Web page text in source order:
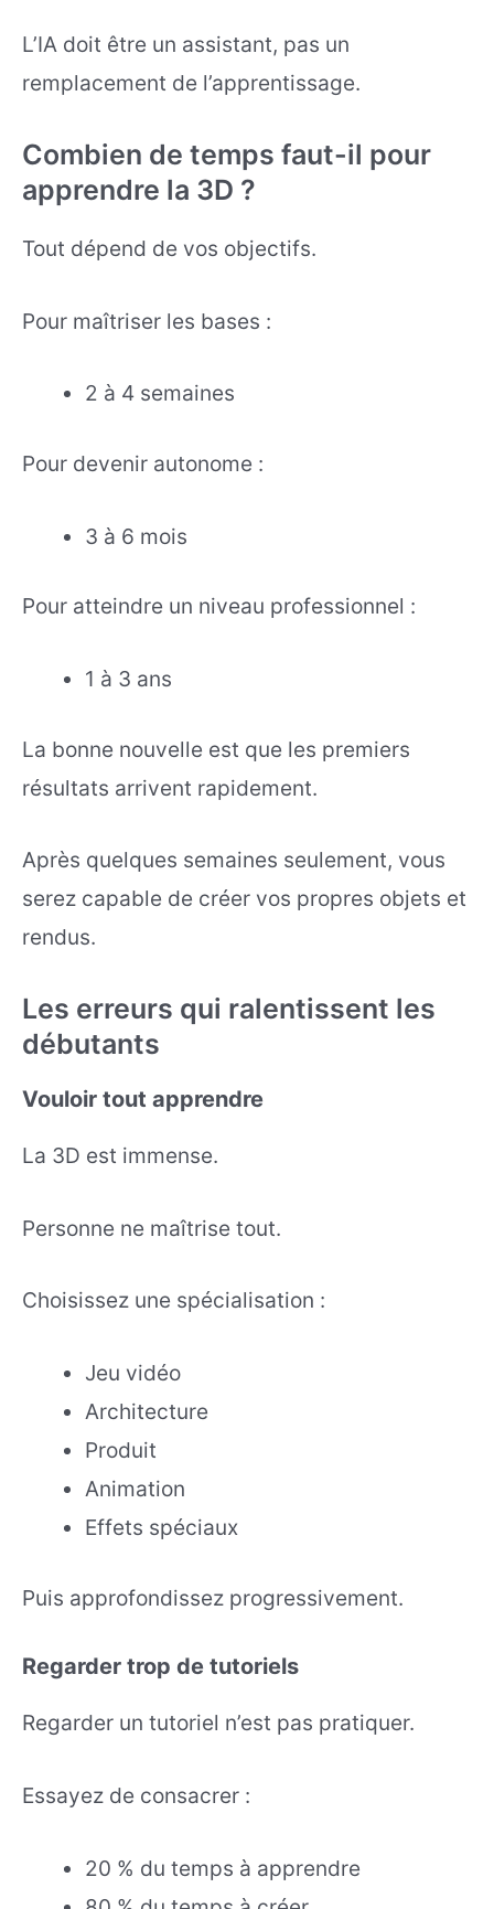
L’IA doit être un assistant, pas un
remplacement de l’apprentissage.
Combien de temps faut-il pour
apprendre la 3D ?
Tout dépend de vos objectifs.
Pour maîtriser les bases :
2 à 4 semaines
Pour devenir autonome :
3 à 6 mois
Pour atteindre un niveau professionnel :
1 à 3 ans
La bonne nouvelle est que les premiers
résultats arrivent rapidement.
Après quelques semaines seulement, vous
serez capable de créer vos propres objets et
rendus.
Les erreurs qui ralentissent les
débutants
Vouloir tout apprendre
La 3D est immense.
Personne ne maîtrise tout.
Choisissez une spécialisation :
Jeu vidéo
Architecture
Produit
Animation
Effets spéciaux
Puis approfondissez progressivement.
Regarder trop de tutoriels
Regarder un tutoriel n’est pas pratiquer.
Essayez de consacrer :
20 % du temps à apprendre